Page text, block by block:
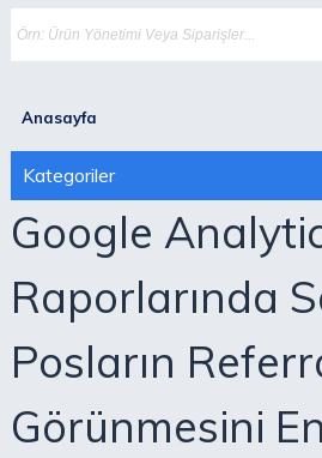
Anasayfa
Kategoriler
Google
Raporlarında
Posların
Görünmesini